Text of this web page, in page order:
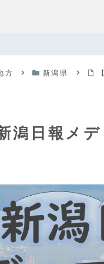
方 新潟県
潟日報メ